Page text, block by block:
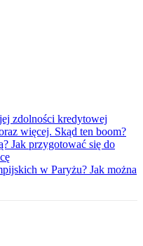
zdolności kredytowej
więcej. Skąd ten boom?
Jak przygotować się do
w Paryżu? Jak można